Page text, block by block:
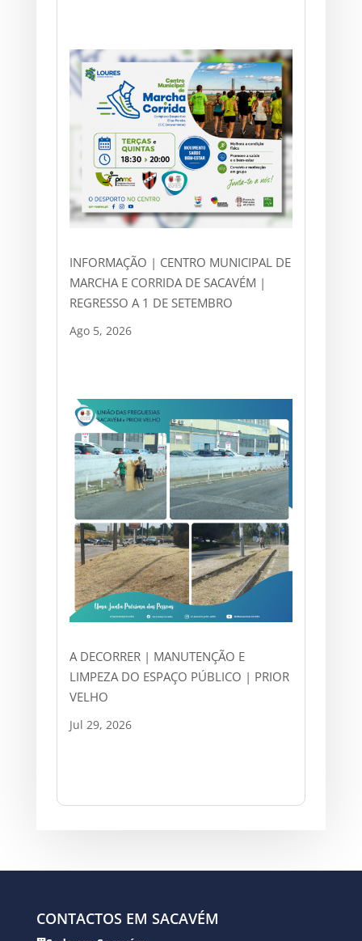
INFORMAÇÃO | CENTRO MUNICIPAL DE
MARCHA E CORRIDA DE SACAVÉM |
REGRESSO A 1 DE SETEMBRO
Ago 5, 2026
A DECORRER | MANUTENÇÃO E
LIMPEZA DO ESPAÇO PÚBLICO | PRIOR
VELHO
Jul 29, 2026
CONTACTOS EM SACAVÉM